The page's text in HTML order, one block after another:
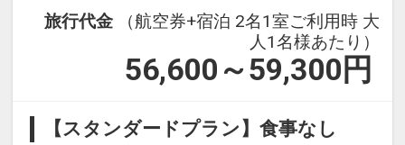
旅行代金
（航空券+宿泊 2名1室ご利用時 大
人1名様あたり）
56,600～59,300 円
【スタンダードプラン】食事なし